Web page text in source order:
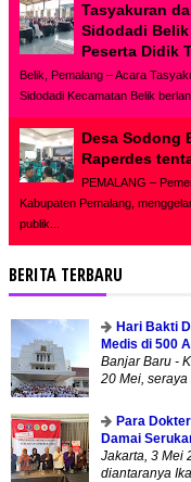
Tasyakuran
Sidodadi
Peserta Didik
Belik, Pemalang – Acara
Sidodadi Kecamatan Belik
Desa Sodong
Raperdes
PEMALANG –
Kabupaten Pemalang,
publik...
BERITA TERBARU
Hari Bakti
Medis di 500
Banjar Baru -
20 Mei, seraya
Para
Damai
Jakarta, 3 Mei
diantaranya